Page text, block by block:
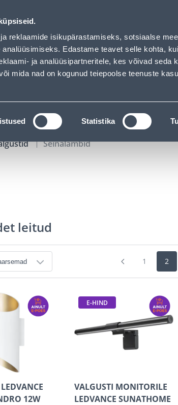
reklaamide isikupärastamiseks, sotsiaalse
Edastame teavet selle kohta,
ja analüüsipartneritele, kes võivad seda
mida nad on kogunud teiepoolse teenuste
Statistika
Teenused Karjäärileht
OTSI
KATALOOGID
Seinalambid
leitud
1 2
12W
E-HIND
VALGUSTI MONITORILE
LEDVANCE SUNATHOME